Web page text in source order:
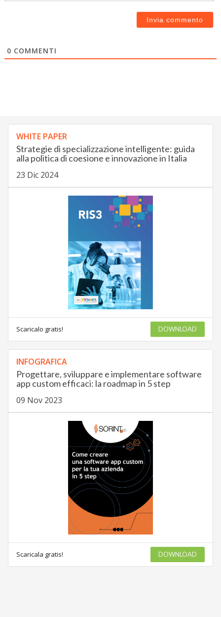
0 COMMENTI
WHITE PAPER
Strategie di specializzazione intelligente: guida
alla politica di coesione e innovazione in Italia
23 Dic 2024
Scaricalo gratis! DOWNLOAD
INFOGRAFICA
Progettare, sviluppare e implementare software
app custom efficaci: la roadmap in 5 step
09 Nov 2023
Scaricala gratis! DOWNLOAD